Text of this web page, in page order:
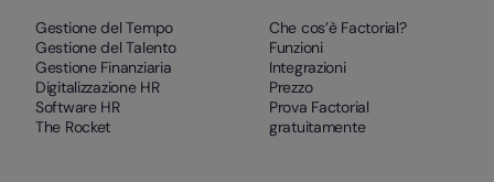
Gestione del Tempo
Gestione del Talento
Gestione Finanziaria
Digitalizzazione HR
Software HR
The Rocket
Che cos’è Factorial?
Funzioni
Integrazioni
Prezzo
Prova Factorial
gratuitamente